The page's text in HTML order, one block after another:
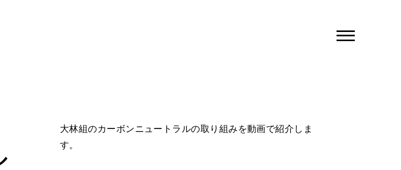
に
MOVIE
大林組のカーボンニュートラルの取り組みを動画で紹介しま
す。